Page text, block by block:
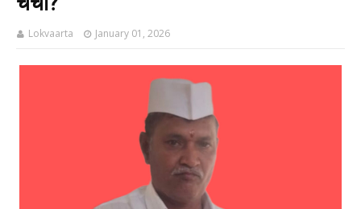
Lokvaarta January 01, 2026